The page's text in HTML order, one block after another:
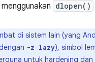
dlopen()
di sistem lain (yang
-z lazy), simbol
untuk hardening